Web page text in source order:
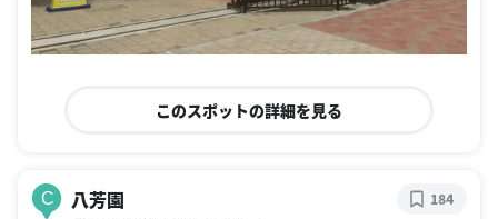
このスポットの詳細を見る
C 八芳園 184